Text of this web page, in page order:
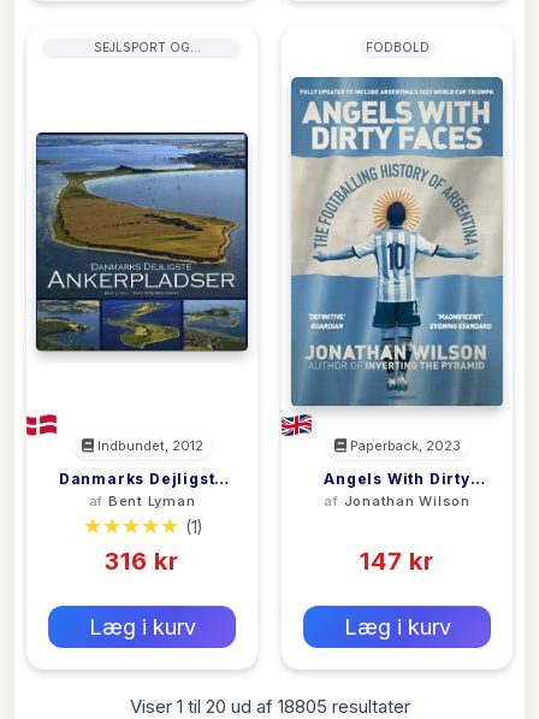
SEJLSPORT OG
Indbundet, 2012
Danmarks Dejligste
Ankerpladser
af Bent Lyman
(1)
316 kr
Læg i kurv
FODBOLD
Paperback, 2023
Angels With Dirty
Faces
af Jonathan Wilson
147 kr
Læg i kurv
Viser 1 til 20 ud af 18805 resultater